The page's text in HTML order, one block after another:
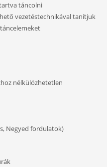
táncolni
vezetéstechnikával tanítjuk
nélkülözhetetlen
Negyed fordulatok)